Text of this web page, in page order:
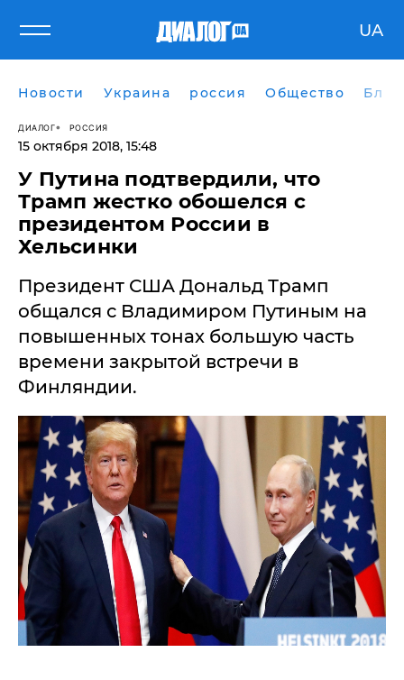
UA
Новости Украина россия Общество
ДИАЛОГ РОССИЯ
15 октября 2018, 15:48
У Путина подтвердили, что
Трамп жестко обошелся с
президентом России в
Хельсинки
Президент США Дональд Трамп
общался с Владимиром Путиным на
повышенных тонах большую часть
времени закрытой встречи в
Финляндии.